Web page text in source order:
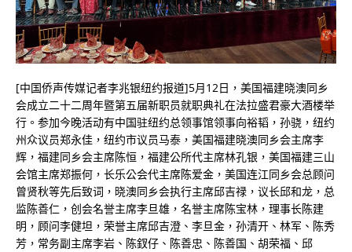
[中国侨声传媒记者李兆银纽约报道]5月12日，美国福建晓澳同乡
会成立二十二周年暨第五届新职员就职典礼在法拉盛君豪大酒楼举
行。参加今晚活动有中国驻纽约总领事馆领事向裕韬，孙骁，纽约
州众议员郑永佳，纽约市议员马泰，美国福建晓澳同乡会主席李
辉，福建同乡会主席陈恒，福建公所代主席林孔银，美国福建三山
会馆主席郑振何，长乐公会代主席陈爱金，美国连江同乡会总顾问
曾贤秋等先后致词，晓澳同乡会执行主席邱吉禄，议长邱和龙，总
监陈善仁，创会名誉主席李旦雄，名誉主席陈宝林，理事长陈建
明，顾问李健坦，荣誉主席邱吉澄、李旦金，孙清开、林军、陈秀
芳，常务副主席李岩、陈釵仔、陈善忠、陈善国、胡荣福、邱